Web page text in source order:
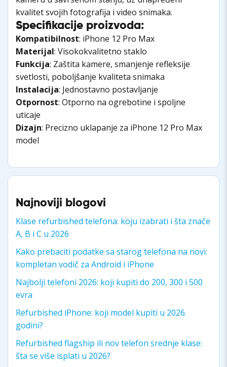
kvalitet svojih fotografija i video snimaka.
Specifikacije proizvoda:
Kompatibilnost: iPhone 12 Pro Max
Materijal: Visokokvalitetno staklo
Funkcija: Zaštita kamere, smanjenje refleksije
svetlosti, poboljšanje kvaliteta snimaka
Instalacija: Jednostavno postavljanje
Otpornost: Otporno na ogrebotine i spoljne
uticaje
Dizajn: Precizno uklapanje za iPhone 12 Pro Max
model
Najnoviji blogovi
Klase refurbished telefona: koju izabrati i šta znače
A, B i C u 2026
Kako prebaciti podatke sa starog telefona na novi:
kompletan vodič za Android i iPhone
Najbolji telefoni 2026: koji kupiti do 200, 300 i 500
evra
Refurbished iPhone: koji model kupiti u 2026.
godini?
Refurbished flagship ili nov telefon srednje klase:
šta se više isplati u 2026?